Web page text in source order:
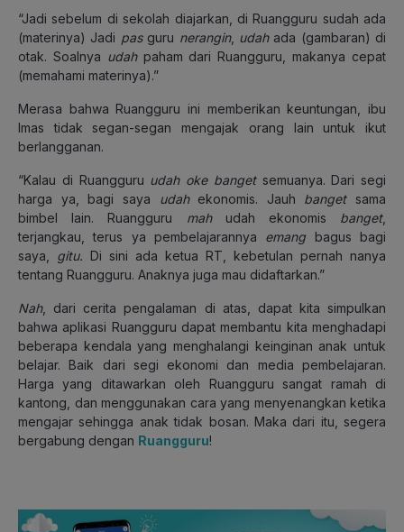
“Jadi sebelum di sekolah diajarkan, di Ruangguru sudah ada
(materinya) Jadi pas guru nerangin, udah ada (gambaran) di
otak. Soalnya udah paham dari Ruangguru, makanya cepat
(memahami materinya).”
Merasa bahwa Ruangguru ini memberikan keuntungan, ibu
Imas tidak segan-segan mengajak orang lain untuk ikut
berlangganan.
“Kalau di Ruangguru udah oke banget semuanya. Dari segi
harga ya, bagi saya udah ekonomis. Jauh banget sama
bimbel lain. Ruangguru mah udah ekonomis banget,
terjangkau, terus ya pembelajarannya emang bagus bagi
saya, gitu. Di sini ada ketua RT, kebetulan pernah nanya
tentang Ruangguru. Anaknya juga mau didaftarkan.”
Nah, dari cerita pengalaman di atas, dapat kita simpulkan
bahwa aplikasi Ruangguru dapat membantu kita menghadapi
beberapa kendala yang menghalangi keinginan anak untuk
belajar. Baik dari segi ekonomi dan media pembelajaran.
Harga yang ditawarkan oleh Ruangguru sangat ramah di
kantong, dan menggunakan cara yang menyenangkan ketika
mengajar sehingga anak tidak bosan. Maka dari itu, segera
bergabung dengan Ruangguru!